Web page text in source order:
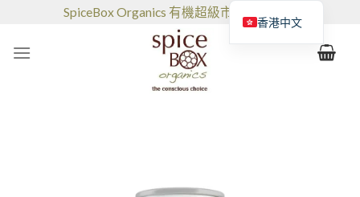
SpiceBox Organics 有機超級市場和咖啡館
香港中文